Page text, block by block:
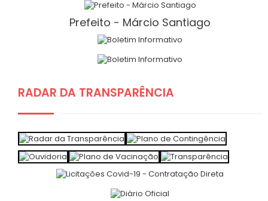
Prefeito - Márcio Santiago
RADAR DA TRANSPARÊNCIA